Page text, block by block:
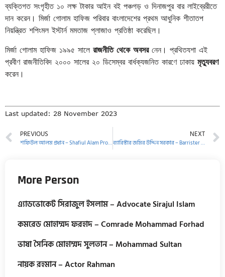
ব্যক্তিগত সংগৃহীত ১০ লক্ষ টাকার আইন বই পঞ্চগড় ও দিনাজপুর বার লাইব্রেরীতে
দান করেন। মির্জা গোলাম হাফিজ পরিবার বাংলাদেশের প্রথম আধুনিক শীতাতপ
নিয়ন্ত্রিত শপিংমল ইস্টার্ন মমতাজ প্লাজাও প্রতিষ্ঠা করেছিল।
মির্জা গোলাম হাফিজ ১৯৯৫ সালে রাজনীতি থেকে অবসরনেন। প্রথিতযশা এই
প্রবীণ রাজনীতিবিদ ২০০০ সালের ২০ ডিসেম্বর বার্ধক্যজনিত কারণে ঢাকায় মৃত্যুবরণ
করেন।
Last updated: 28 November 2023
PREVIOUS
শফিউল আলম প্রধান – Shafiul Alam Prodhan
NEXT
ব্যারিস্টার জমির উদ্দিন সরকার – Barrister Jamir Uddin Sircar
More Person
এ্যাডভোকেট সিরাজুল ইসলাম – Advocate Sirajul Islam
কমরেড মোহাম্মদ ফরহাদ – Comrade Mohammad Forhad
ভাষা সৈনিক মোহাম্মদ সুলতান – Mohammad Sultan
নায়ক রহমান – Actor Rahman